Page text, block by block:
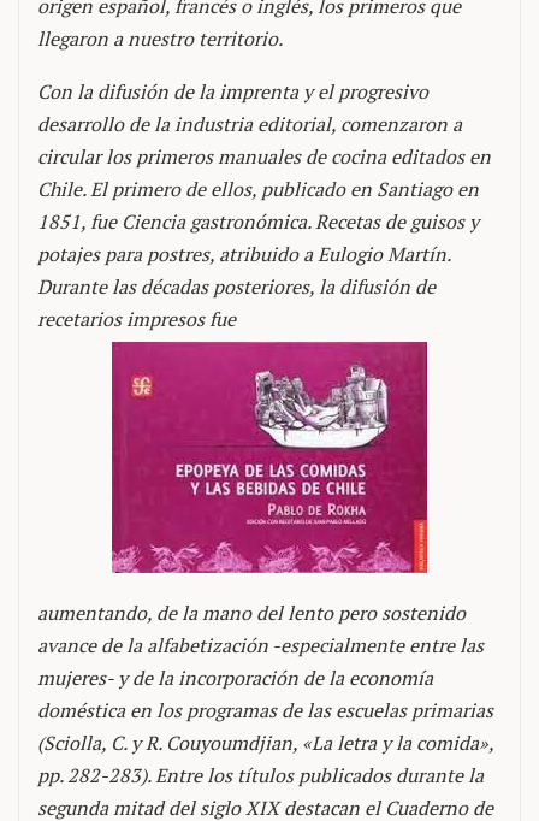
origen español, francés o inglés, los primeros que
llegaron a nuestro territorio.
Con la difusión de la imprenta y el progresivo
desarrollo de la industria editorial, comenzaron a
circular los primeros manuales de cocina editados en
Chile. El primero de ellos, publicado en Santiago en
1851, fue Ciencia gastronómica. Recetas de guisos y
potajes para postres, atribuido a Eulogio Martín.
Durante las décadas posteriores, la difusión de
recetarios impresos fue
aumentando, de la mano del lento pero sostenido
avance de la alfabetización -especialmente entre las
mujeres- y de la incorporación de la economía
doméstica en los programas de las escuelas primarias
(Sciolla, C. y R. Couyoumdjian, «La letra y la comida»,
pp. 282-283). Entre los títulos publicados durante la
segunda mitad del siglo XIX destacan el Cuaderno de